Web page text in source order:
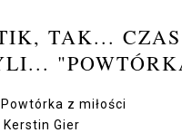
TAK...
Powtórka z miłości
Gier